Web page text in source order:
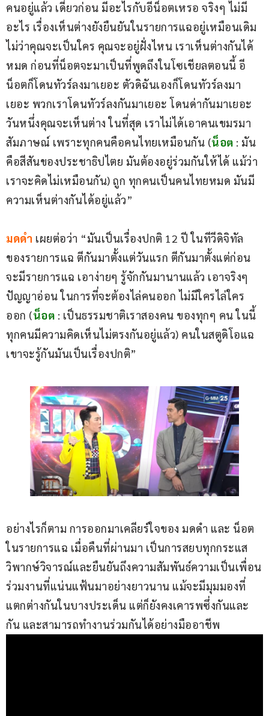
คนอยู่แล้ว เดี๋ยวก่อน มีอะไรกับอีน็อตเหรอ จริงๆ ไม่มี
อะไร เรื่องเห็นต่างยังยืนยันในรายการแฉอยู่เหมือนเดิม
ไม่ว่าคุณจะเป็นใคร คุณจะอยู่ฝั่งไหน เราเห็นต่างกันได้
หมด ก่อนที่น็อตจะมาเป็นที่พูดถึงในโซเชียลตอนนี้ อี
น็อตก็โดนทัวร์ลงมาเยอะ ตัวดิฉันเองก็โดนทัวร์ลงมา
เยอะ พวกเราโดนทัวร์ลงกันมาเยอะ โดนด่ากันมาเยอะ
วันหนึ่งคุณจะเห็นต่าง ในที่สุด เราไม่ได้เอาคนเขมรมา
สัมภาษณ์ เพราะทุกคนคือคนไทยเหมือนกัน (น็อต : มัน
คือสีสันของประชาธิปไตย มันต้องอยู่ร่วมกันให้ได้ แม้ว่า
เราจะคิดไม่เหมือนกัน) ถูก ทุกคนเป็นคนไทยหมด มันมี
ความเห็นต่างกันได้อยู่แล้ว”
มดดำ เผยต่อว่า “มันเป็นเรื่องปกติ 12 ปี ในทีวีดิจิทัล
ของรายการแฉ ตีกันมาตั้งแต่วันแรก ตีกันมาตั้งแต่ก่อน
จะมีรายการแฉ เอาง่ายๆ รู้จักกันมานานแล้ว เอาจริงๆ
ปัญญาอ่อน ในการที่จะต้องไล่คนออก ไม่มีใครไล่ใคร
ออก (น็อต : เป็นธรรมชาติเราสองคน ของทุกๆ คน ในนี้
ทุกคนมีความคิดเห็นไม่ตรงกันอยู่แล้ว) คนในสตูดิโอแฉ
เขาจะรู้กันมันเป็นเรื่องปกติ”
อย่างไรก็ตาม การออกมาเคลียร์ใจของ มดดำ และ น็อต
ในรายการแฉ เมื่อคืนที่ผ่านมา เป็นการสยบทุกกระแส
วิพากษ์วิจารณ์และยืนยันถึงความสัมพันธ์ความเป็นเพื่อน
ร่วมงานที่แน่นแฟ้นมาอย่างยาวนาน แม้จะมีมุมมองที่
แตกต่างกันในบางประเด็น แต่ก็ยังคงเคารพซึ่งกันและ
กัน และสามารถทำงานร่วมกันได้อย่างมืออาชีพ